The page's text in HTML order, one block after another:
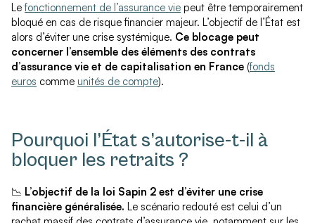
Lefonctionnement de l’assurance vie peut être temporairement
bloqué en cas de risque financier majeur. L’objectif de l’État est
alors d’éviter une crise systémique. Ce blocage peut
concerner l’ensemble des éléments des contrats
d’assurance vie et de capitalisation en France (fonds
euros comme unités de compte).
Pourquoi l’État s’autorise-t-il à
bloquer les retraits ?
📉 L’objectif de la loi Sapin 2 est d’éviter une crise
financière généralisée. Le scénario redouté est celui d’un